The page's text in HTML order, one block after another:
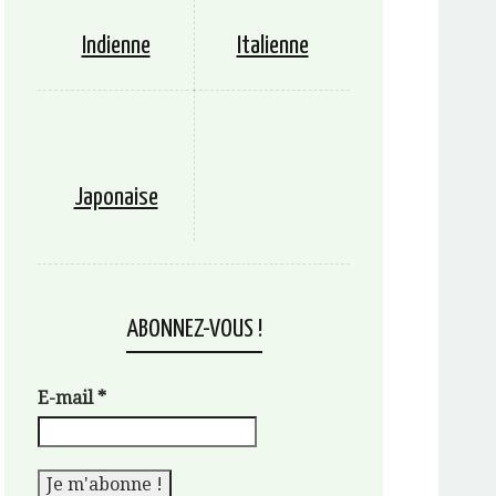
Indienne Italienne
Japonaise
ABONNEZ-VOUS !
E-mail*